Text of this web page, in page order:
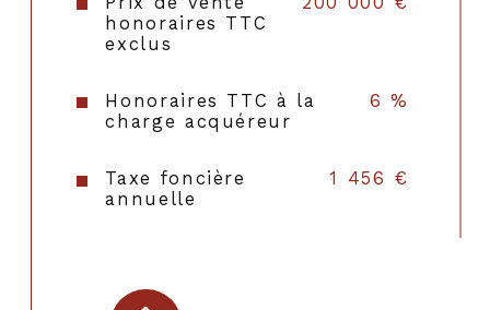
Visiophone NON
Année de construction
Terrain piscinable OUI
honoraires TTC
exclus
Honoraires TTC à la
charge acquéreur
6 %
Taxe foncière
annuelle
1 456 €